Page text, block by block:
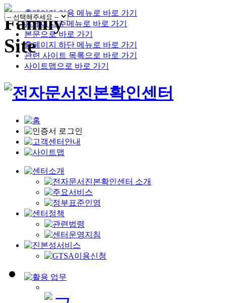
홈페이지 이용 메뉴로 바로 가기
홈페이지 주메뉴로 바로 가기
본문으로 바로 가기
홈페이지 하단 메뉴로 바로 가기
관련 사이트 목록으로 바로 가기
사이트맵으로 바로 가기